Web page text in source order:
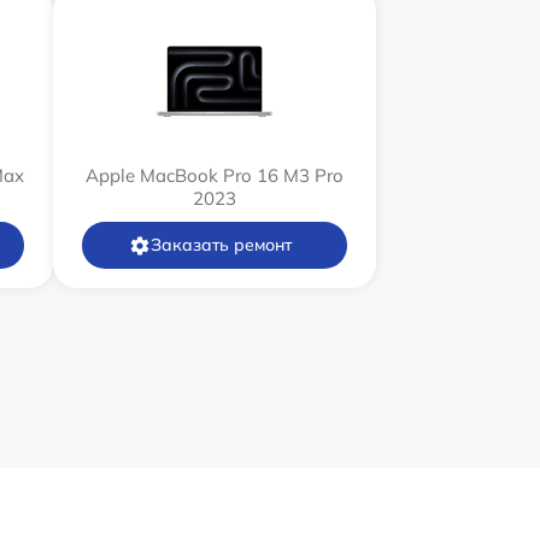
Apple MacBook Pro 16 M3 Pro
2023
Заказать ремонт